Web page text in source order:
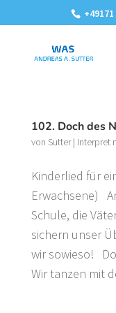
102. Doch des
von Sutter| Interpret
Kinderlied für
Erwachsene)
Schule, die
sichern unser
wir sowieso!
Wir tanzen mit